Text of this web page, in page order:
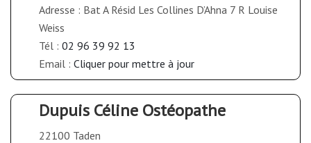
Adresse : Bat A Résid Les Collines D’Ahna 7 R Louise
Weiss
Tél : 02 96 39 92 13
Email : Cliquer pour mettre à jour
Dupuis Céline Ostéopathe
22100 Taden